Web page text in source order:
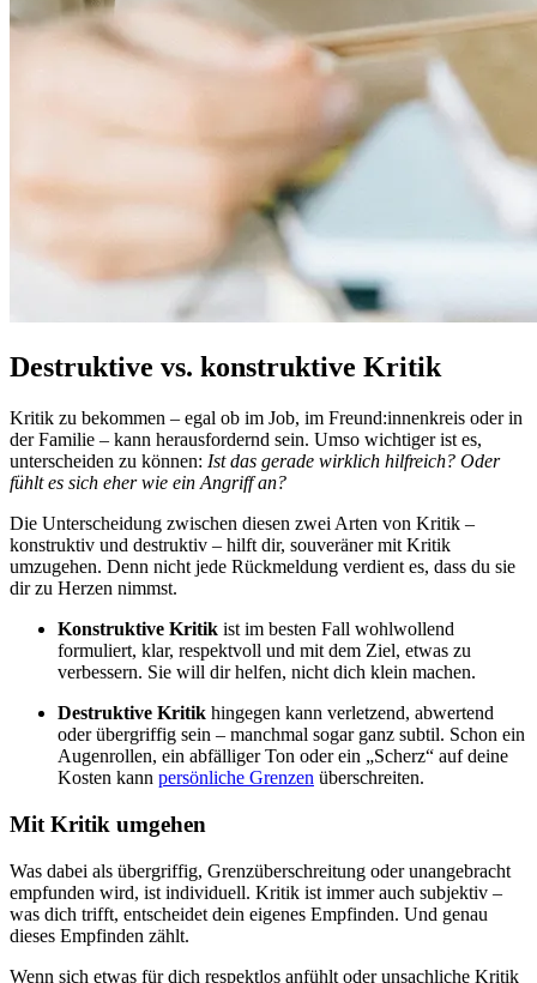
Destruktive vs. konstruktive Kritik
Kritik zu bekommen – egal ob im Job, im Freund:innenkreis oder in
der Familie – kann herausfordernd sein. Umso wichtiger ist es,
unterscheiden zu können: Ist das gerade wirklich hilfreich? Oder
fühlt es sich eher wie ein Angriff an?
Die Unterscheidung zwischen diesen zwei Arten von Kritik –
konstruktiv und destruktiv – hilft dir, souveräner mit Kritik
umzugehen. Denn nicht jede Rückmeldung verdient es, dass du sie
dir zu Herzen nimmst.
Konstruktive Kritik ist im besten Fall wohlwollend
formuliert, klar, respektvoll und mit dem Ziel, etwas zu
verbessern. Sie will dir helfen, nicht dich klein machen.
Destruktive Kritik hingegen kann verletzend, abwertend
oder übergriffig sein – manchmal sogar ganz subtil. Schon ein
Augenrollen, ein abfälliger Ton oder ein „Scherz“ auf deine
Kosten kann persönliche Grenzen überschreiten.
Mit Kritik umgehen
Was dabei als übergriffig, Grenzüberschreitung oder unangebracht
empfunden wird, ist individuell. Kritik ist immer auch subjektiv –
was dich trifft, entscheidet dein eigenes Empfinden. Und genau
dieses Empfinden zählt.
Wenn sich etwas für dich respektlos anfühlt oder unsachliche Kritik